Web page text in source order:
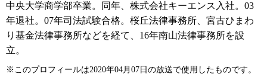
中央大学商学部卒業。同年、株式会社キーエンス入社。03
年退社。07年司法試験合格。桜丘法律事務所、宮古ひまわ
り基金法律事務所などを経て、16年南山法律事務所を設
立。
※このプロフィールは2020年04月07日の放送で使用したものです。